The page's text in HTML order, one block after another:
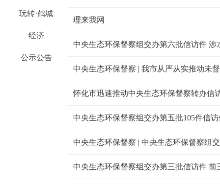
玩转·鹤城
经济
公示公告
理来我网
中央生态环保督察组交办第六批信访件 涉
中央生态环保督察 | 我市从严从实推动未
怀化市迅速推动中央生态环保督察转办信